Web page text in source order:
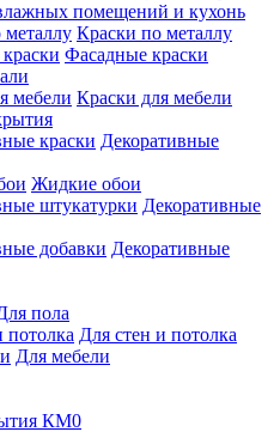
помещений и кухонь
Краски по металлу
Фасадные краски
Краски для мебели
Декоративные
Жидкие обои
Декоративные
Декоративные
пола
Для стен и потолка
Для мебели
КМ0